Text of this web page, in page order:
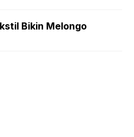
Bikin Melongo